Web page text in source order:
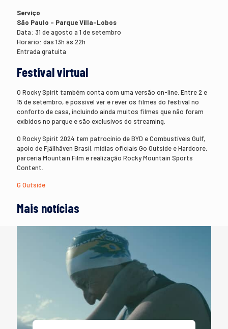
Serviço
São Paulo – Parque Villa-Lobos
Data: 31 de agosto a 1 de setembro
Horário: das 13h às 22h
Entrada gratuita
Festival virtual
O Rocky Spirit também conta com uma versão on-line. Entre 2 e
15 de setembro, é possível ver e rever os filmes do festival no
conforto de casa, incluindo ainda muitos filmes que não foram
exibidos no parque e são exclusivos do streaming.
O Rocky Spirit 2024 tem patrocínio de BYD e Combustíveis Gulf,
apoio de Fjällhäven Brasil, mídias oficiais Go Outside e Hardcore,
parceria Mountain Film e realização Rocky Mountain Sports
Content.
G Outside
Mais notícias